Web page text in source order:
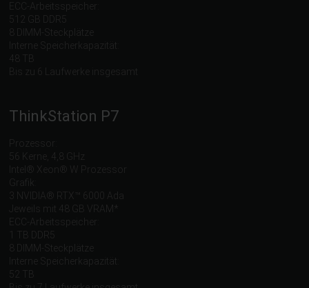
ECC-Arbeitsspeicher:
512 GB DDR5
8 DIMM-Steckplätze
Interne Speicherkapazität:
48 TB
Bis zu 6 Laufwerke insgesamt
ThinkStation P7
Prozessor:
56 Kerne, 4,8 GHz
Intel® Xeon® W Prozessor
Grafik:
3 NVIDIA® RTX™ 6000 Ada
Jeweils mit 48 GB VRAM*
ECC-Arbeitsspeicher:
1 TB DDR5
8 DIMM-Steckplätze
Interne Speicherkapazität: